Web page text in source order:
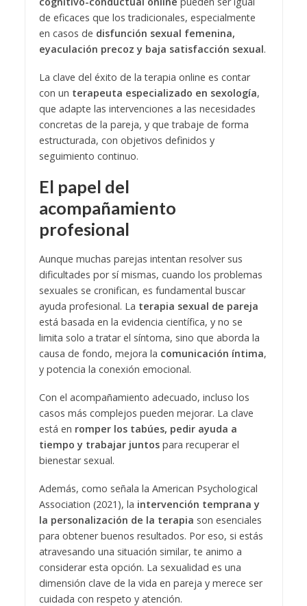
de eficaces que los tradicionales, especialmente
en casos de disfunción sexual femenina,
eyaculación precoz y baja satisfacción sexual.
La clave del éxito de la terapia online es contar
con un terapeuta especializado en sexología,
que adapte las intervenciones a las necesidades
concretas de la pareja, y que trabaje de forma
estructurada, con objetivos definidos y
seguimiento continuo.
El papel del
acompañamiento
profesional
Aunque muchas parejas intentan resolver sus
dificultades por sí mismas, cuando los problemas
sexuales se cronifican, es fundamental buscar
ayuda profesional. La terapia sexual de pareja
está basada en la evidencia científica, y no se
limita solo a tratar el síntoma, sino que aborda la
causa de fondo, mejora la comunicación íntima,
y potencia la conexión emocional.
Con el acompañamiento adecuado, incluso los
casos más complejos pueden mejorar. La clave
está en romper los tabúes, pedir ayuda a
tiempo y trabajar juntospara recuperar el
bienestar sexual.
Además, como señala la American Psychological
Association (2021), la intervención temprana y
la personalización de la terapia son esenciales
para obtener buenos resultados. Por eso, si estás
atravesando una situación similar, te animo a
considerar esta opción. La sexualidad es una
dimensión clave de la vida en pareja y merece ser
cuidada con respeto y atención.